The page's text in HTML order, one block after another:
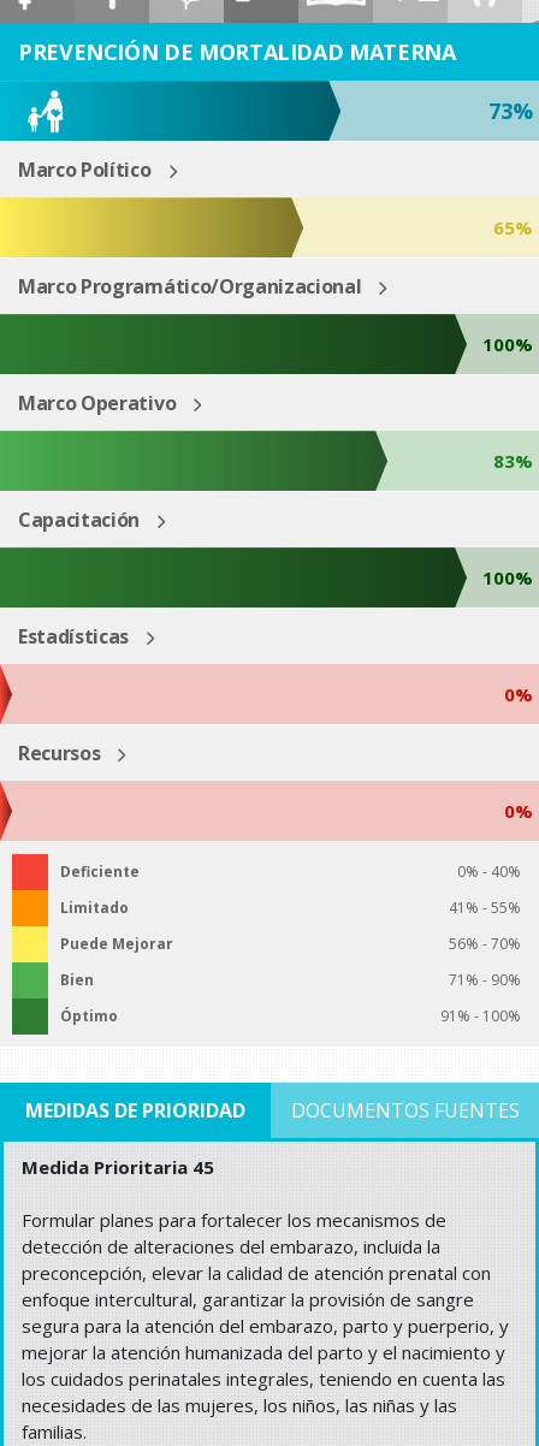
ESP ENG
PREVENCIÓN DE MORTALIDAD MATERNA
73%
Marco Político
65%
Marco Programático/Organizacional
100%
Marco Operativo
83%
Capacitación
100%
Estadísticas
0%
Recursos
0%
Deficiente
0% - 40%
Limitado
41% - 55%
Puede Mejorar
56% - 70%
Bien
71% - 90%
Óptimo
91% - 100%
MEDIDAS DE PRIORIDAD DOCUMENTOS FUENTES
Medida Prioritaria 45
Formular planes para fortalecer los mecanismos de
detección de alteraciones del embarazo, incluida la
preconcepción, elevar la calidad de atención prenatal con
enfoque intercultural, garantizar la provisión de sangre
segura para la atención del embarazo, parto y puerperio, y
mejorar la atención humanizada del parto y el nacimiento y
los cuidados perinatales integrales, teniendo en cuenta las
necesidades de las mujeres, los niños, las niñas y las
familias.